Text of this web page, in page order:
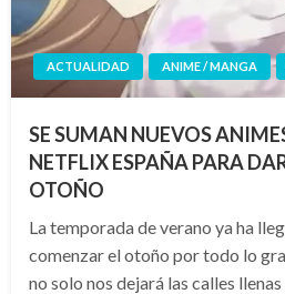
ACTUALIDAD ANIME / MANGA
SE SUMAN NUEVOS
NETFLIX ESPAÑA PARA
OTOÑO
La temporada de verano ya ha
comenzar el otoño por todo lo
no solo nos dejará las calles